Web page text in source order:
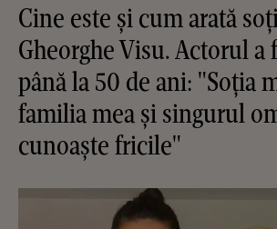
Cine este și cum arată
Gheorghe Visu. Actorul a
până la 50 de ani: "Soția
familia mea și singurul
cunoaște fricile"